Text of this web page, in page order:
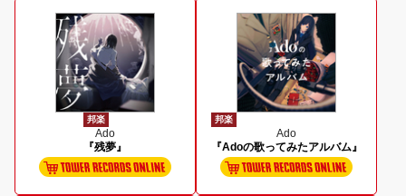
邦楽
Ado
『残夢』
邦楽
Ado
『Adoの歌ってみたアルバム』